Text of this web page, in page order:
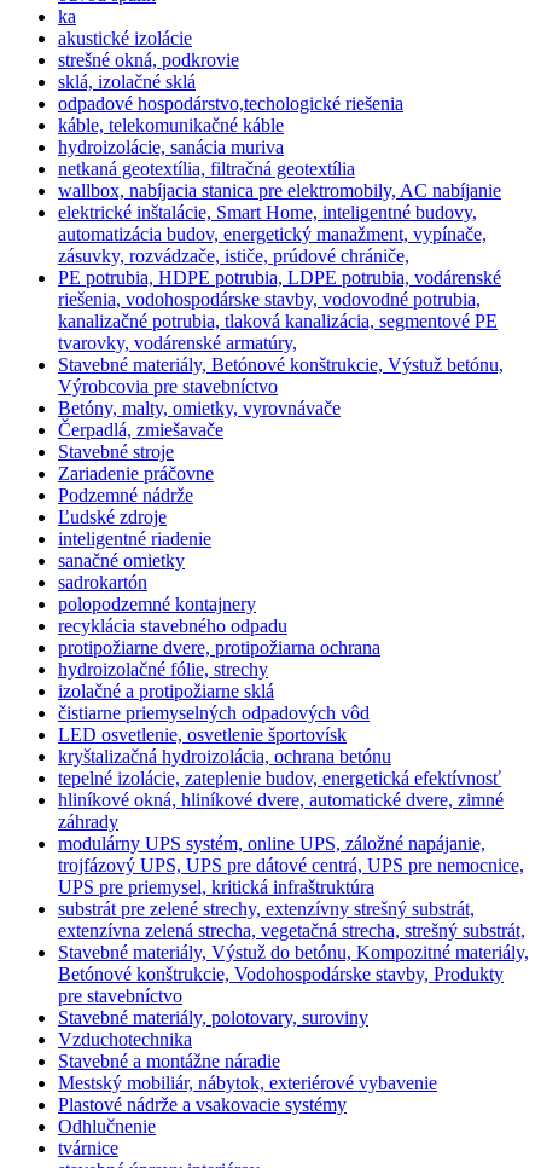
ka
akustické izolácie
strešné okná, podkrovie
sklá, izolačné sklá
odpadové hospodárstvo,techologické riešenia
káble, telekomunikačné káble
hydroizolácie, sanácia muriva
netkaná geotextília, filtračná geotextília
wallbox, nabíjacia stanica pre elektromobily, AC nabíjanie
elektrické inštalácie, Smart Home, inteligentné budovy,
automatizácia budov, energetický manažment, vypínače,
zásuvky, rozvádzače, ističe, prúdové chrániče,
PE potrubia, HDPE potrubia, LDPE potrubia, vodárenské
riešenia, vodohospodárske stavby, vodovodné potrubia,
kanalizačné potrubia, tlaková kanalizácia, segmentové PE
tvarovky, vodárenské armatúry,
Stavebné materiály, Betónové konštrukcie, Výstuž betónu,
Výrobcovia pre stavebníctvo
Betóny, malty, omietky, vyrovnávače
Čerpadlá, zmiešavače
Stavebné stroje
Zariadenie práčovne
Podzemné nádrže
Ľudské zdroje
inteligentné riadenie
sanačné omietky
sadrokartón
polopodzemné kontajnery
recyklácia stavebného odpadu
protipožiarne dvere, protipožiarna ochrana
hydroizolačné fólie, strechy
izolačné a protipožiarne sklá
čistiarne priemyselných odpadových vôd
LED osvetlenie, osvetlenie športovísk
kryštalizačná hydroizolácia, ochrana betónu
tepelné izolácie, zateplenie budov, energetická efektívnosť
hliníkové okná, hliníkové dvere, automatické dvere, zimné
záhrady
modulárny UPS systém, online UPS, záložné napájanie,
trojfázový UPS, UPS pre dátové centrá, UPS pre nemocnice,
UPS pre priemysel, kritická infraštruktúra
substrát pre zelené strechy, extenzívny strešný substrát,
extenzívna zelená strecha, vegetačná strecha, strešný substrát,
Stavebné materiály, Výstuž do betónu, Kompozitné materiály,
Betónové konštrukcie, Vodohospodárske stavby, Produkty
pre stavebníctvo
Stavebné materiály, polotovary, suroviny
Vzduchotechnika
Stavebné a montážne náradie
Mestský mobiliár, nábytok, exteriérové vybavenie
Plastové nádrže a vsakovacie systémy
Odhlučnenie
tvárnice